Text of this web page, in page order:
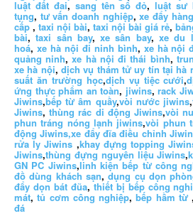
luật đất đai, sang tên sổ đỏ, luật sư
tụng, tư vấn doanh nghiệp,xe đẩy hàng
cấp , taxi nội bài, taxi nội bài giá rẻ,
bài,taxi sân bay,xe sân bay,xe du
hoá, xe hà nội đi ninh bình, xe hà nội
quảng ninh,xe hà nội đi thái bình,
xe hà nội,dịch vụ thám tử uy tín tại hà
suất ăn trường học,dịch vụ tiệc cưới,
ứng thực phẩm an toàn, jiwins, rack
Jiwins,bếp từ âm quầy,vòi nước jiwins,
Jiwins,thùng rác di động Jiwins,vòi
phun tráng nóng lạnh jiwins,vòi phun
động Jiwins,xe đẩy đĩa điều chỉnh
rửa ly Jiwins ,khay đựng topping
Jiwins,thùng đựng nguyên liệu Jiwins,
GN PC Jiwins,linh kiện bếp từ công
đồ dùng khách sạn,dụng cụ dọn
đẩy dọn bát đũa, thiết bị bếp công
mát,tủ cơm công nghiệp,bếp hầm từ ,
đá